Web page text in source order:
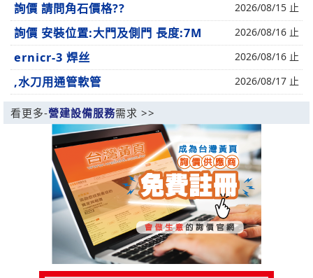
詢價 請問角石價格?? 2026/08/15 止
詢價 安裝位置:大門及側門 長度:7M 2026/08/16 止
ernicr-3 焊丝 2026/08/16 止
,水刀用通管軟管 2026/08/17 止
看更多-營建設備服務需求 >>